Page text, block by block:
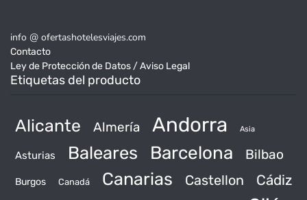
info @ ofertashotelesviajes.com
Contacto
Ley de Protección de Datos / Aviso Legal
Etiquetas del producto
Alicante Almería Andorra Asia
Asturias Baleares Barcelona Bilbao
Burgos Canadá Canarias Castellon Cádiz